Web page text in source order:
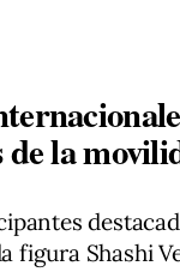
de la
figura Shashi